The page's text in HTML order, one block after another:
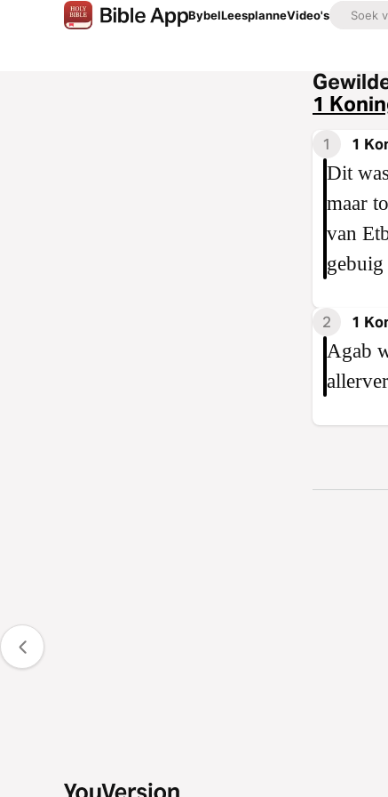
BybelLeesplanneVideo's
1
1 1
Dit
maar
van
2 1
Agab